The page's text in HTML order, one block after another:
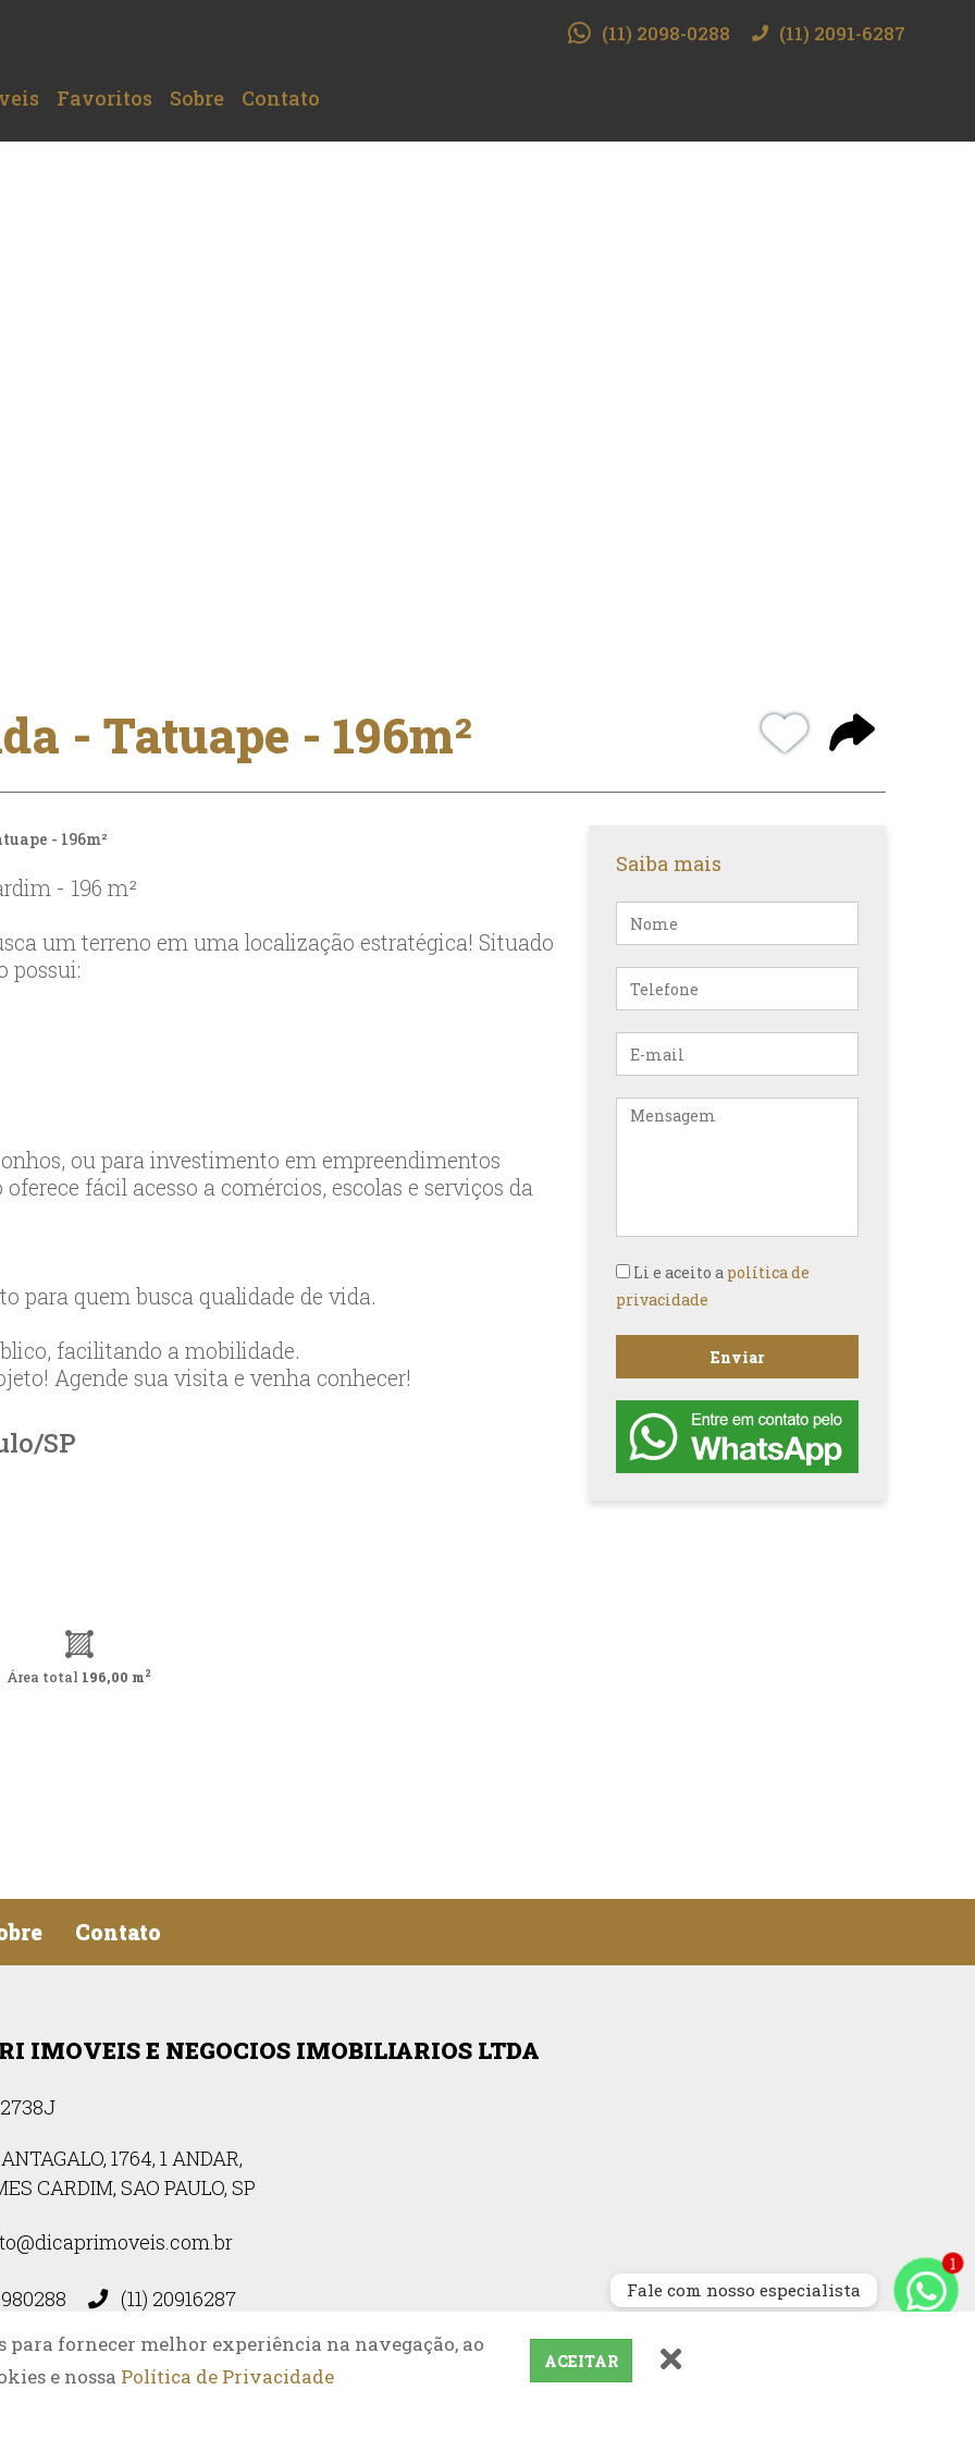
Fale com nosso especialista
(11) 2098-0288 (11) 2091-6287
Favoritos Sobre Contato
- Tatuape - 196m²
- 196m²
- 196 m²
um terreno em uma localização estratégica! Situado
possui:
ou para investimento em empreendimentos
fácil acesso a comércios, escolas e serviços da
para quem busca qualidade de vida.
facilitando a mobilidade.
Agende sua visita e venha conhecer!
SP
Área total 196,00 m2
Saiba mais
Nome
Telefone
E-
mail
Mensagem
Li e aceito a política de
privacidade
Enviar
Contato
fornecer melhor experiência na navegação, ao
e nossa Política de Privacidade
ACEITAR
IMOVEIS E NEGOCIOS IMOBILIARIOS LTDA
1764, 1 ANDAR,
CARDIM, SAO PAULO, SP
(11) 20916287